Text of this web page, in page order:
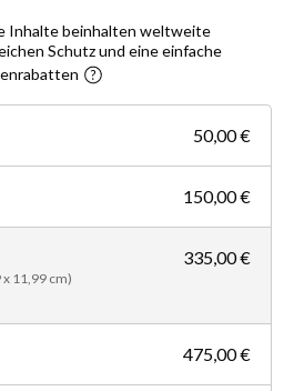
Inhalte beinhalten weltweite
Schutz und eine einfache
50,00 €
150,00 €
11,99 cm)
335,00 €
475,00 €